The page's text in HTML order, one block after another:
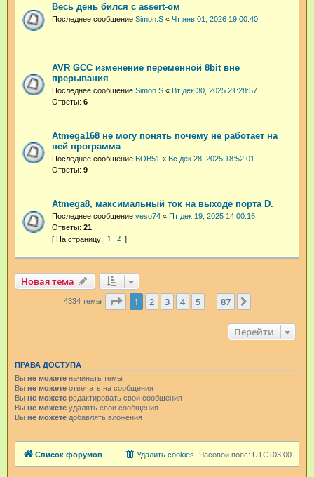
Весь день бился с assert-ом
Последнее сообщение Simon.S « Чт янв 01, 2026 19:00:40
AVR GCC изменение переменной 8bit вне
прерывания
Последнее сообщение Simon.S « Вт дек 30, 2025 21:28:57
Ответы: 6
Atmega168 не могу понять почему не работает на
ней программа
Последнее сообщение BOB51 « Вс дек 28, 2025 18:52:01
Ответы: 9
Atmega8, максимальный ток на выходе порта D.
Последнее сообщение veso74 « Пт дек 19, 2025 14:00:16
Ответы: 21
1 2
Новая тема
4334 темы Страница из 87
1 2 3 4 5 87
Перейти
ПРАВА ДОСТУПА
Вы не можете начинать темы
Вы не можете отвечать на сообщения
Вы не можете редактировать свои сообщения
Вы не можете удалять свои сообщения
Вы не можете добавлять вложения
Список форумов Часовой пояс: UTC+03:00
Удалить cookies